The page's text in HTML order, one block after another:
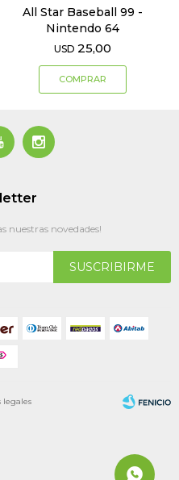
All Star Baseball 99 -
Nintendo 64
USD 25,00

nuestras novedades!
SUSCRIBIRME
legales